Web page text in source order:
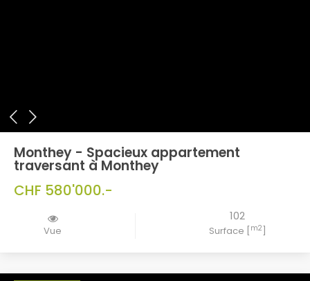
Monthey - Spacieux appartement
traversant à Monthey
CHF 580'000.-
Vue
102
Surface [m2]